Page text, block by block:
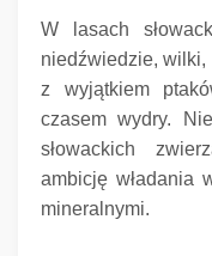
W lasach
niedźwiedzie, wilki,
z wyjątkiem
czasem wydry.
słowackich
ambicję władania
mineralnymi.